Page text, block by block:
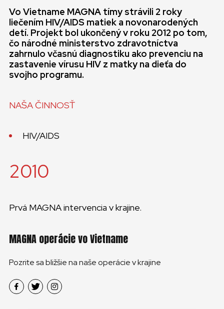
Vo Vietname MAGNA tímy strávili 2 roky
liečením HIV/AIDS matiek a novonarodených
detí. Projekt bol ukončený v roku 2012 po tom,
čo národné ministerstvo zdravotníctva
zahrnulo včasnú diagnostiku ako prevenciu na
zastavenie vírusu HIV z matky na dieťa do
svojho programu.
NAŠA ČINNOSŤ
HIV/AIDS
2010
Prvá MAGNA intervencia v krajine.
MAGNA operácie vo Vietname
Pozrite sa bližšie na naše operácie v krajine